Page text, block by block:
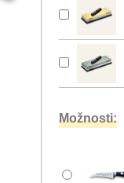
Možnosti: